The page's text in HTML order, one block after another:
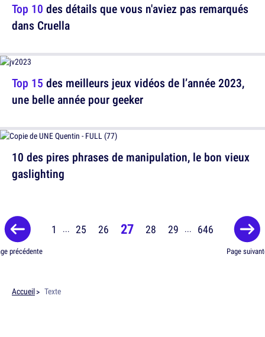
Top 15 des meilleurs jeux vidéos de l’année 2023,
une belle année pour geeker
Top 10 des détails que vous n'aviez pas remarqués
dans Cruella
10 des pires phrases de manipulation, le bon vieux
gaslighting
précédente
1 ... 25 26 27 28 29 ... 646
Page
Accueil Texte